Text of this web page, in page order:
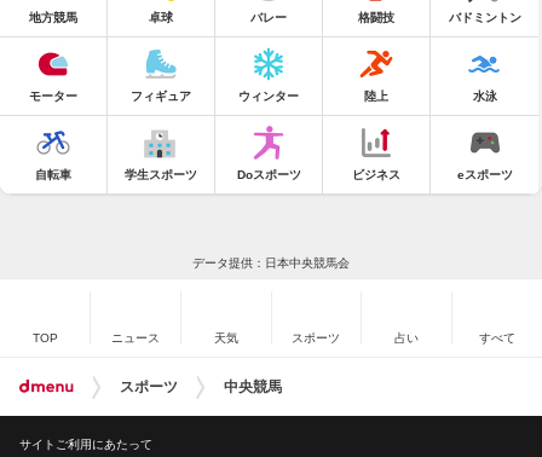
地方競馬 卓球 バレー 格闘技 バドミントン
モーター フィギュア ウィンター 陸上 水泳
自転車 学生スポーツ Doスポーツ ビジネス eスポーツ
データ提供：日本中央競馬会
TOP ニュース 天気 スポーツ 占い すべて
スポーツ 中央競馬
サイトご利用にあたって